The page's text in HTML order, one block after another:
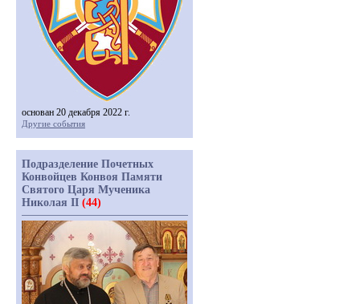
основан 20 декабря 2022 г.
Другие события
Подразделение Почетных
Конвойцев Конвоя Памяти
Святого Царя Мученика
Николая II (44)